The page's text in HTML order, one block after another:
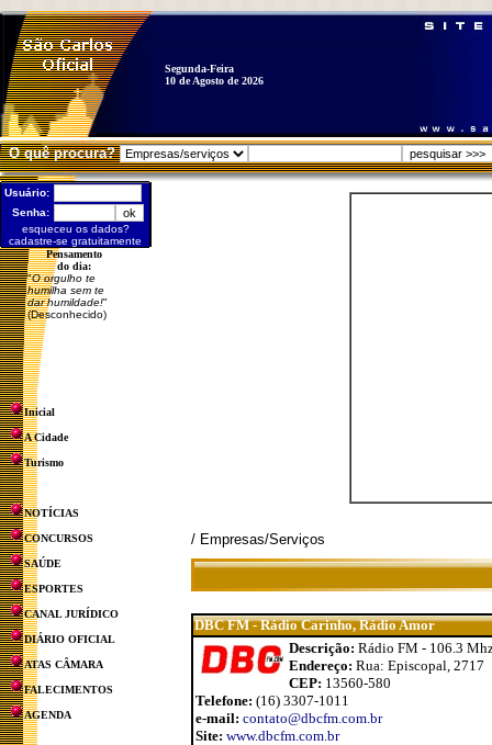
Segunda-Feira
10 de Agosto de 2026
O quê procura?
Usuário:
Senha:
esqueceu os dados?
cadastre-se gratuitamente
Pensamento
do dia:
"O orgulho te
humilha sem te
dar humildade!"
(Desconhecido)
Inicial
A Cidade
Turismo
NOTÍCIAS
CONCURSOS
SAÚDE
ESPORTES
CANAL JURÍDICO
DIÁRIO OFICIAL
ATAS CÂMARA
FALECIMENTOS
AGENDA
/ Empresas/Serviços
DBC FM - Rádio Carinho, Rádio Amor
Descrição: Rádio FM - 106.3
Endereço: Rua: Episcopal, 2717
CEP: 13560-580
Telefone: (16) 3307-1011
e-mail: contato@dbcfm.com.br
Site: www.dbcfm.com.br